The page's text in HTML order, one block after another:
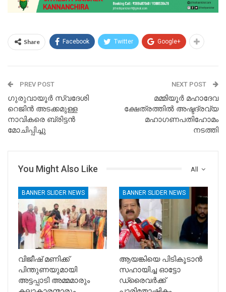
Share Facebook Twitter Google+
PREV POST
ഗുരുവായൂർ സ്വദേശി
റെജിൻ അടക്കമുള്ള
നാവികരെ ബ്രിട്ടൻ
മോചിപ്പിച്ചു
NEXT POST
മമ്മിയൂർ മഹാദേവ
ക്ഷേത്രത്തിൽ അഷ്ടദ്രവ്യ
മഹാഗണപതിഹോമം
നടത്തി
All
You Might Also Like
BANNER SLIDER NEWS
വിജീഷ് മണിക്ക്
പിന്തുണയുമായി
അട്ടപ്പാടി അമ്മമാരും
BANNER SLIDER NEWS
ആയങ്കിയെ പിടികൂടാൻ
സഹായിച്ച ഓട്ടോ
ഡ്രൈവർക്ക്